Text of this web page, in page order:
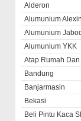
Alderon
Alumunium
Alumunium
Alumunium YKK
Atap Rumah
Bandung
Banjarmasin
Bekasi
Beli Pintu Kaca